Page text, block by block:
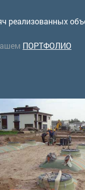
реализованных
ПОРТФОЛИО